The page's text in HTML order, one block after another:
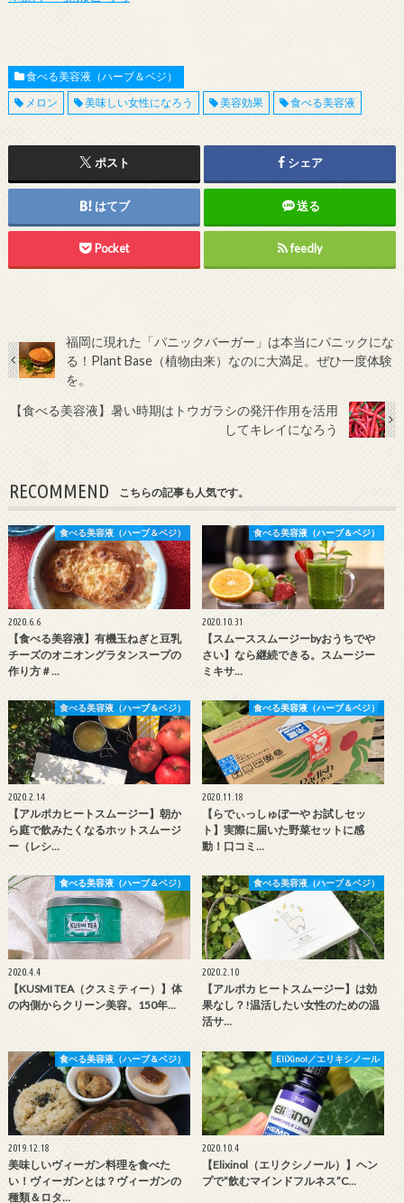
食べる美容液（ハーブ＆ベジ）
メロン
美味しい女性になろう 美容効果 食べる美容液
ポスト シェア
はてブ 送る
Pocket feedly
福岡に現れた「パニックバーガー」は本当にパニックにな
る！Plant Base（植物由来）なのに大満足。ぜひ一度体験
を。
【食べる美容液】暑い時期はトウガラシの発汗作用を活用
してキレイになろう
RECOMMEND こちらの記事も人気です。
食べる美容液（ハーブ＆ベジ）
2020.6.6
【食べる美容液】有機玉ねぎと豆乳
チーズのオニオングラタンスープの
作り方＃…
食べる美容液（ハーブ＆ベジ）
2020.10.31
【スムーススムージーbyおうちでや
さい】なら継続できる。スムージー
ミキサ…
食べる美容液（ハーブ＆ベジ）
2020.2.14
【アルポカヒートスムージー】朝か
ら庭で飲みたくなるホットスムージ
ー（レシ…
食べる美容液（ハーブ＆ベジ）
2020.11.18
【らでぃっしゅぼーや お試しセッ
ト】実際に届いた野菜セットに感
動！口コミ…
食べる美容液（ハーブ＆ベジ）
2020.4.4
【KUSMI TEA（クスミティー）】体
の内側からクリーン美容。150年…
食べる美容液（ハーブ＆ベジ）
2020.2.10
【アルポカ ヒートスムージー】は効
果なし？!温活したい女性のための温
活サ…
食べる美容液（ハーブ＆ベジ）
2019.12.18
美味しいヴィーガン料理を食べた
い！ヴィーガンとは？ヴィーガンの
種類＆ロタ…
EliXinol／エリキシノール
2020.10.4
【Elixinol（エリクシノール）】ヘン
プで”飲むマインドフルネス”C…